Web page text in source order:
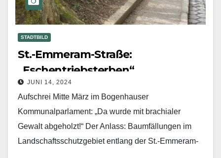
STADTBILD
St.-Emmeram-Straße:
„Eschentriebsterben“
JUNI 14, 2024
Aufschrei Mitte März im Bogenhauser
Kommunalparlament: „Da wurde mit brachialer
Gewalt abgeholzt!“ Der Anlass: Baumfällungen im
Landschaftsschutzgebiet entlang der St.-Emmeram-